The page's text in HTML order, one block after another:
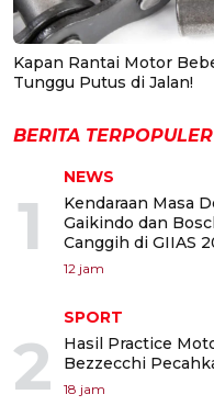
Kapan Rantai Motor
Tunggu Putus di Jalan!
BERITA TERPOPULER
1
NEWS
Kendaraan Masa
Gaikindo dan
Canggih di GIIAS
12 jam
2
SPORT
Hasil Practice
Bezzecchi
18 jam